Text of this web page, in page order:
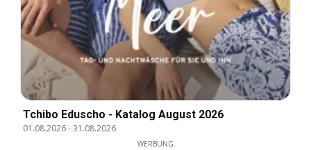
Tchibo Eduscho - Katalog August 2026
01.08.2026-31.08.2026
WERBUNG